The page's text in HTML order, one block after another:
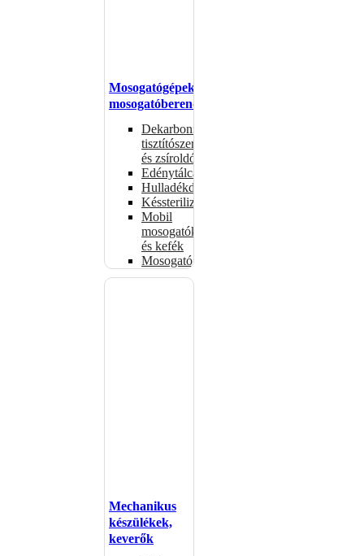
Mosogatógépek,
mosogatóberendezések
Dekarbonizáló
tisztítószerek
és zsíroldók
Edénytálcák
Hulladékdarálók
Késsterilizátorok
Mobil
mosogatók
és kefék
Mosogatógépkosarak
Mechanikus
készülékek,
keverők